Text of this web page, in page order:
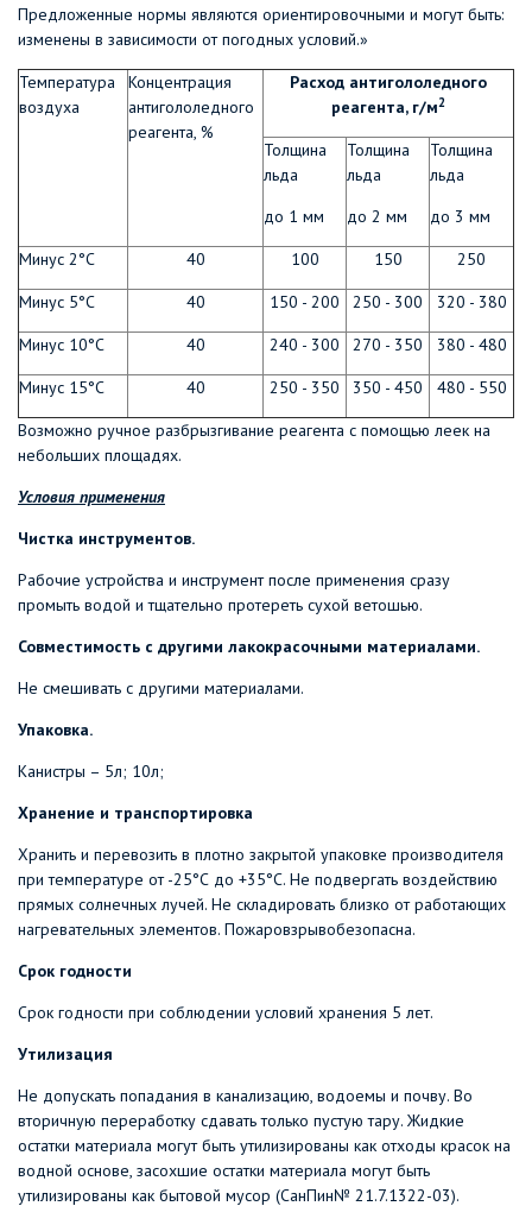
Предложенные нормы являются ориентировочными и могут быть:
изменены в зависимости от погодных условий.»
Температура
воздуха
Концентрация
антигололедного
реагента, %
Расход антигололедного
реагента, г/м2
Толщина
льда
до 1 мм
Толщина
льда
до 2 мм
Толщина
льда
до 3 мм
Минус 2°С
40 100 150
250
Минус 5°С
40 150 - 200 250 - 300
320 - 380
Минус 10°С
40 240 - 300 270 - 350
380 - 480
Минус 15°С
40 250 - 350 350 - 450
480 - 550
Возможно ручное разбрызгивание реагента с помощью леек на
небольших площадях.
Условия применения
Чистка инструментов.
Рабочие устройства и инструмент после применения сразу
промыть водой и тщательно протереть сухой ветошью.
Совместимость с другими лакокрасочными материалами.
Не смешивать с другими материалами.
Упаковка.
Канистры – 5л; 10л;
Хранение и транспортировка
Хранить и перевозить в плотно закрытой упаковке производителя
при температуре от -25°С до +35°С. Не подвергать воздействию
прямых солнечных лучей. Не складировать близко от работающих
нагревательных элементов. Пожаровзрывобезопасна.
Срок годности
Срок годности при соблюдении условий хранения 5 лет.
Утилизация
Не допускать попадания в канализацию, водоемы и почву. Во
вторичную переработку сдавать только пустую тару. Жидкие
остатки материала могут быть утилизированы как отходы красок на
водной основе, засохшие остатки материала могут быть
утилизированы как бытовой мусор (СанПин№ 21.7.1322-03).